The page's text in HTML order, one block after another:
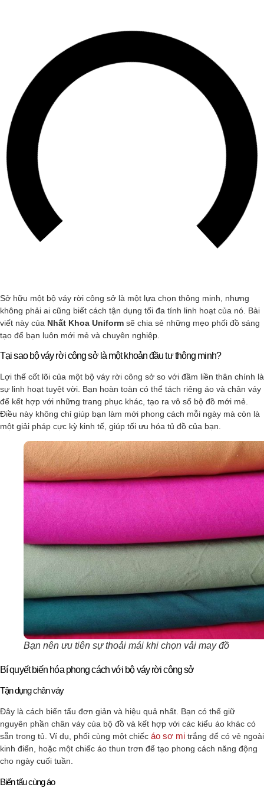
Sở hữu một bộ váy rời công sở là một lựa chọn thông minh, nhưng
không phải ai cũng biết cách tận dụng tối đa tính linh hoạt của nó. Bài
viết này của Nhất Khoa Uniform sẽ chia sẻ những mẹo phối đồ sáng
tạo để bạn luôn mới mẻ và chuyên nghiệp.
Tại sao bộ váy rời công sở là một khoản đầu tư thông minh?
Lợi thế cốt lõi của một bộ váy rời công sở so với đầm liền thân chính là
sự linh hoạt tuyệt vời. Bạn hoàn toàn có thể tách riêng áo và chân váy
để kết hợp với những trang phục khác, tạo ra vô số bộ đồ mới mẻ.
Điều này không chỉ giúp bạn làm mới phong cách mỗi ngày mà còn là
một giải pháp cực kỳ kinh tế, giúp tối ưu hóa tủ đồ của bạn.
Bạn nên ưu tiên sự thoải mái khi chọn vải may đồ
Bí quyết biến hóa phong cách với bộ váy rời công sở
Tận dụng chân váy
Đây là cách biến tấu đơn giản và hiệu quả nhất. Bạn có thể giữ
nguyên phần chân váy của bộ đồ và kết hợp với các kiểu áo khác có
sẵn trong tủ. Ví dụ, phối cùng một chiếc áo sơ mi trắng để có vẻ ngoài
kinh điển, hoặc một chiếc áo thun trơn để tạo phong cách năng động
cho ngày cuối tuần.
Biến tấu cùng áo